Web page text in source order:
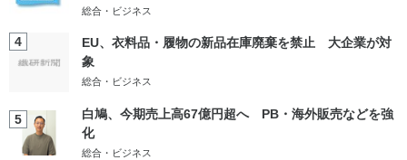
総合・ビジネス
4
EU、衣料品・履物の新品在庫廃棄を禁止 大企業が対
象
総合・ビジネス
5
白鳩、今期売上高67億円超へ PB・海外販売などを強
化
総合・ビジネス